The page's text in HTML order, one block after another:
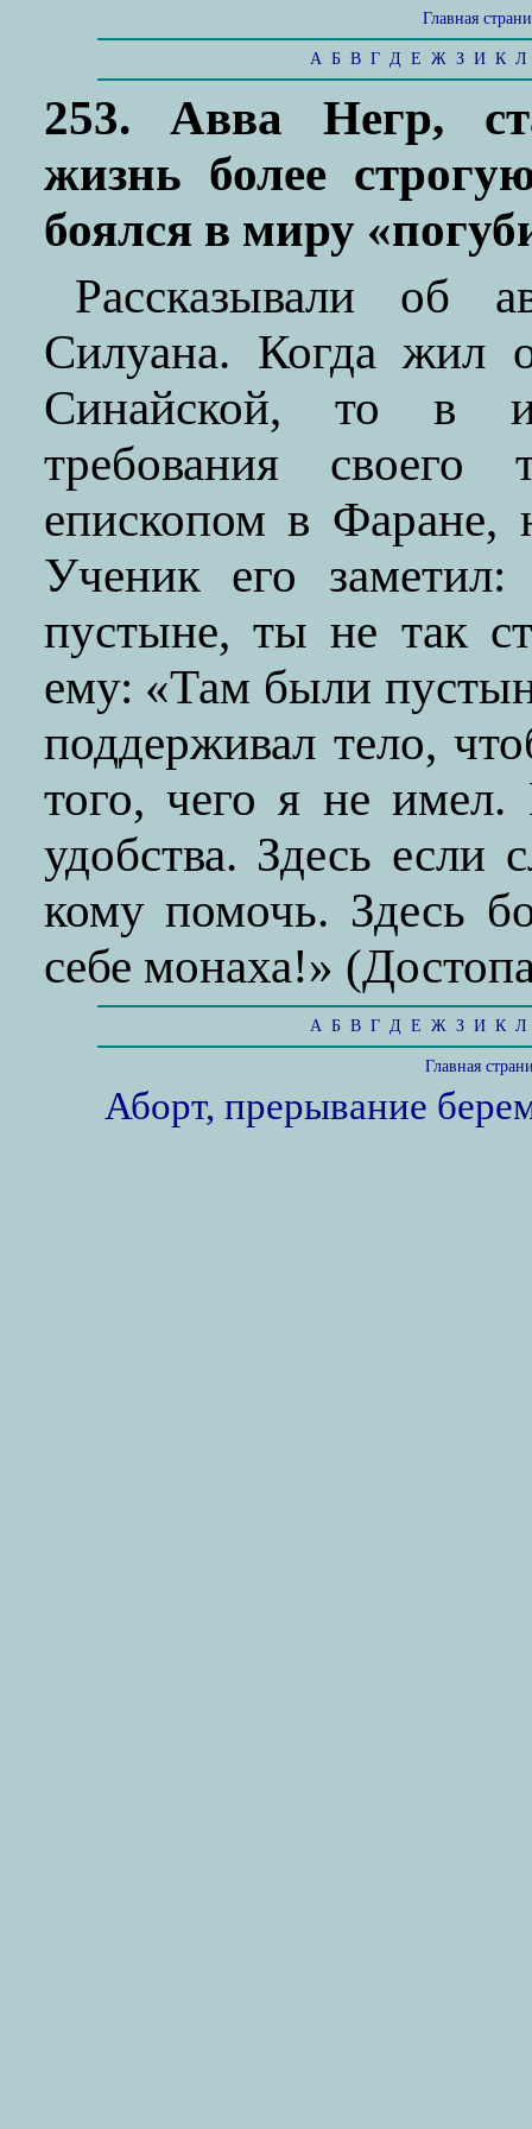
Главная
А Б В Г Д Е Ж З И К Л
253. Авва Негр,
жизнь более
боялся в миру
Рассказывали об
Силуана. Когда жил
Синайской, то в
требования
епископом в Фаране,
Ученик его
пустыне, ты не так
ему: «Там были
поддерживал тело,
того, чего я не имел.
удобства. Здесь если
кому помочь. Здесь
себе монаха!»
А Б В Г Д Е Ж З И К Л
Главная
Аборт, прерывание